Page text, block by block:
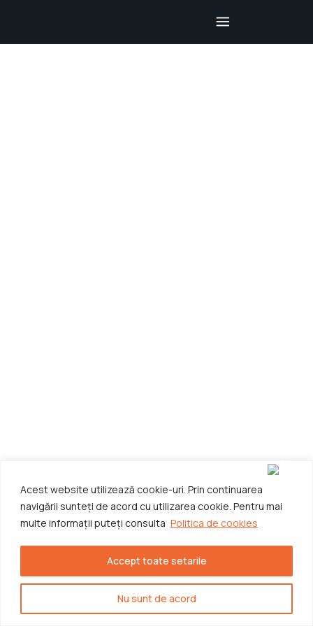
Acest website utilizează cookie-uri. Prin continuarea
navigării sunteți de acord cu utilizarea cookie. Pentru mai
multe informații puteți consulta Politica de cookies
Nu sunt de acord
Accept toate setarile